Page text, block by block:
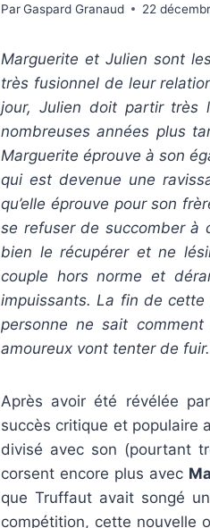
ParGaspard Granaud 22
Marguerite et Julien sont
très fusionnel de leur
jour, Julien doit partir très
nombreuses années plus
Marguerite éprouve à son
qui est devenue une
qu’elle éprouve pour son
se refuser de succomber à
bien le récupérer et ne
couple hors norme et
impuissants. La fin de
personne ne sait
amoureux vont tenter de
Après avoir été révélée par
succès critique et populaire
divisé avec son (pourtant
corsent encore plus avec
que Truffaut avait songé
compétition, cette nouvelle